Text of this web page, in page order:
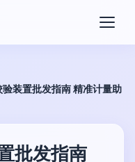
验装置批发指南 精准计量助
批发指南